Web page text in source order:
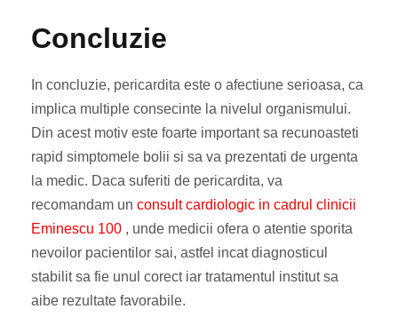
Concluzie
In concluzie, pericardita este o afectiune serioasa, ca
implica multiple consecinte la nivelul organismului.
Din acest motiv este foarte important sa recunoasteti
rapid simptomele bolii si sa va prezentati de urgenta
la medic. Daca suferiti de pericardita, va
recomandam un consult cardiologic in cadrul clinicii
Eminescu 100 , unde medicii ofera o atentie sporita
nevoilor pacientilor sai, astfel incat diagnosticul
stabilit sa fie unul corect iar tratamentul institut sa
aibe rezultate favorabile.